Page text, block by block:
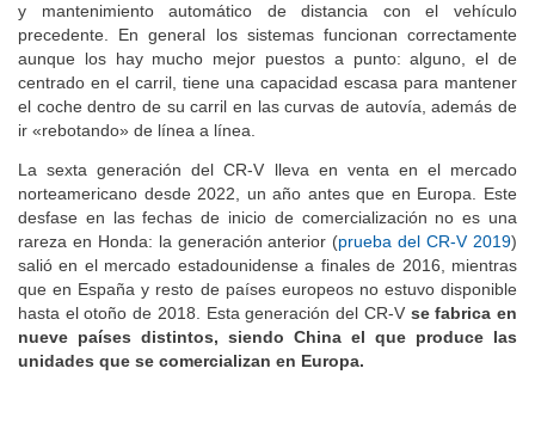
y mantenimiento automático de distancia con el vehículo
precedente. En general los sistemas funcionan correctamente
aunque los hay mucho mejor puestos a punto: alguno, el de
centrado en el carril, tiene una capacidad escasa para mantener
el coche dentro de su carril en las curvas de autovía, además de
ir «rebotando» de línea a línea.
La sexta generación del CR-V lleva en venta en el mercado
norteamericano desde 2022, un año antes que en Europa. Este
desfase en las fechas de inicio de comercialización no es una
rareza en Honda: la generación anterior (prueba del CR-V 2019)
salió en el mercado estadounidense a finales de 2016, mientras
que en España y resto de países europeos no estuvo disponible
hasta el otoño de 2018. Esta generación del CR-V se fabrica en
nueve países distintos, siendo China el que produce las
unidades que se comercializan en Europa.